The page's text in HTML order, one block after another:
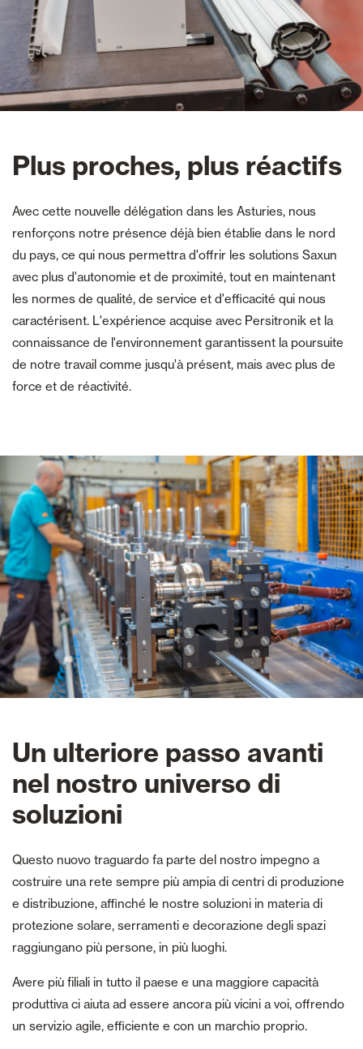
Plus proches, plus réactifs
Avec cette nouvelle délégation dans les Asturies, nous
renforçons notre présence déjà bien établie dans le nord
du pays, ce qui nous permettra d'offrir les solutions Saxun
avec plus d'autonomie et de proximité, tout en maintenant
les normes de qualité, de service et d'efficacité qui nous
caractérisent. L'expérience acquise avec Persitronik et la
connaissance de l'environnement garantissent la poursuite
de notre travail comme jusqu'à présent, mais avec plus de
force et de réactivité.
Un ulteriore passo avanti
nel nostro universo di
soluzioni
Questo nuovo traguardo fa parte del nostro impegno a
costruire una rete sempre più ampia di centri di produzione
e distribuzione, affinché le nostre soluzioni in materia di
protezione solare, serramenti e decorazione degli spazi
raggiungano più persone, in più luoghi.
Avere più filiali in tutto il paese e una maggiore capacità
produttiva ci aiuta ad essere ancora più vicini a voi, offrendo
un servizio agile, efficiente e con un marchio proprio.